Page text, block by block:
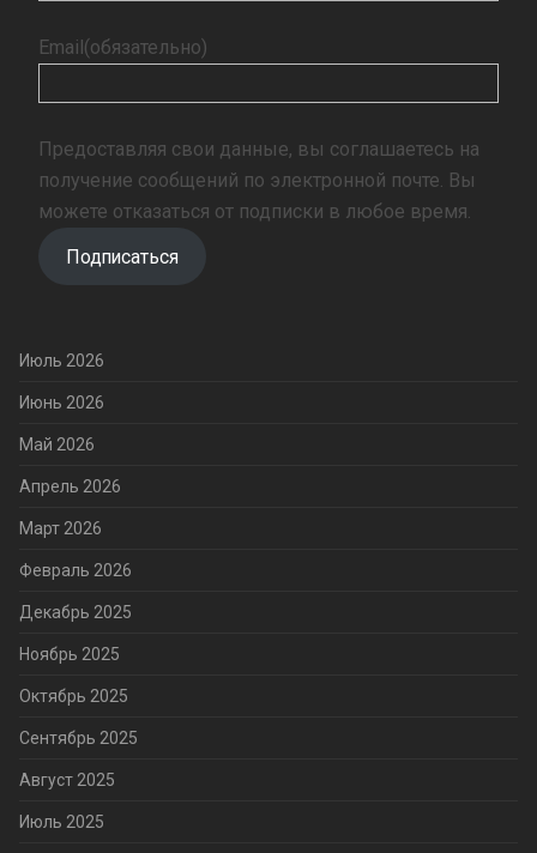
Email(обязательно)
Предоставляя свои данные, вы соглашаетесь на
получение сообщений по электронной почте. Вы
можете отказаться от подписки в любое время.
Подписаться
Июль 2026
Июнь 2026
Май 2026
Апрель 2026
Март 2026
Февраль 2026
Декабрь 2025
Ноябрь 2025
Октябрь 2025
Сентябрь 2025
Август 2025
Июль 2025